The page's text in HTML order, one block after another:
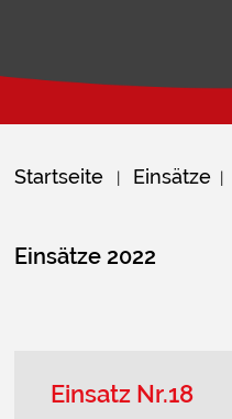
Startseite | Einsätze |
Einsätze 2022
Einsatz Nr.18